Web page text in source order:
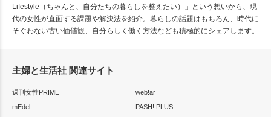
Lifestyle（ちゃんと、自分たちの暮らしを整えたい）」という想いから、現
代の女性が直面する課題や解決法を紹介。暮らしの話題はもちろん、時代に
そぐわない古い価値観、自分らしく働く方法なども積極的にシェアします。
主婦と生活社 関連サイト
週刊女性PRIME
web!ar
mEdel
PASH! PLUS